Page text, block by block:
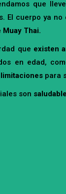
que
El cuerpo ya
Muay Thai.
que existen
en edad,
limitaciones para
son